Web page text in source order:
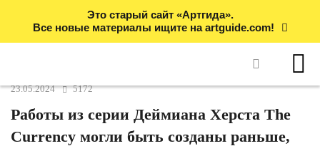
Это старый сайт «Артгида».
Все новые материалы ищите на artguide.com!
23.05.2024 5172
Работы из серии Деймиана Херста The
Currency могли быть созданы раньше,